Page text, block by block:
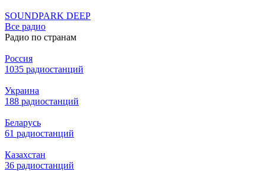
SOUNDPARK DEEP
Все радио
Радио по странам
Россия
1035 радиостанций
Украина
188 радиостанций
Беларусь
61 радиостанций
Казахстан
36 радиостанций